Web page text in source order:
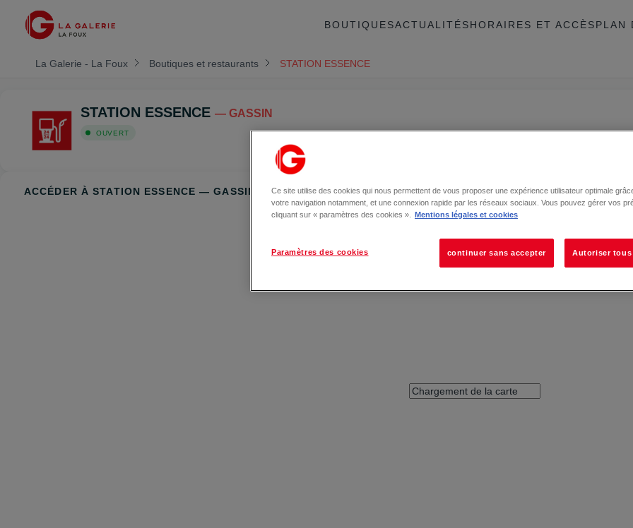
BOUTIQUESACTUALITÉSHORAIRES ET ACCÈSPLAN
La Galerie - La Foux Boutiques et restaurants STATION ESSENCE
STATION ESSENCE — GASSIN
OUVERT
ACCÉDER À STATION ESSENCE — GASSIN
Ce site utilise des cookies qui nous permettent de vous proposer une expérience utilisateur optimale
votre navigation notamment, et une connexion rapide par les réseaux sociaux. Vous pouvez gérer vos
cliquant sur « paramètres des cookies ».
Mentions légales et cookies
Paramètres des cookies continuer sans accepter Autoriser